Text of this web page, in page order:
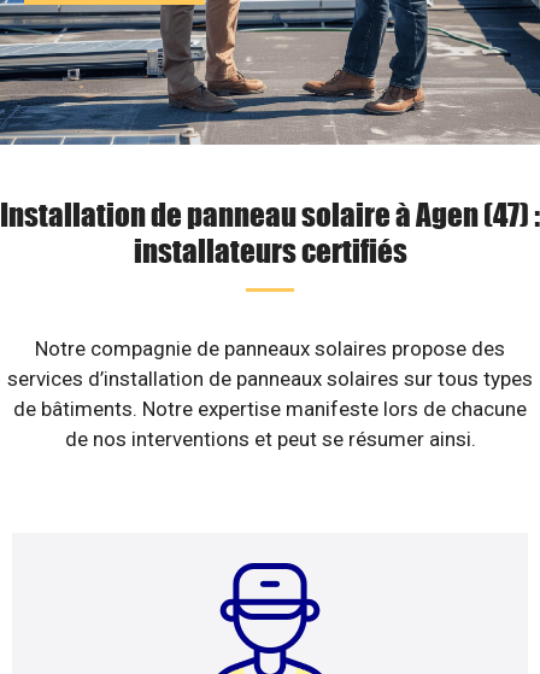
Installation de panneau solaire à Agen (47) :
installateurs certifiés
Notre compagnie de panneaux solaires propose des
services d’installation de panneaux solaires sur tous types
de bâtiments. Notre expertise manifeste lors de chacune
de nos interventions et peut se résumer ainsi.